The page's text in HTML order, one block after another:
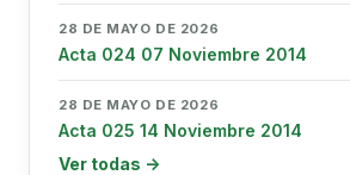
28 DE MAYO DE 2026
Acta 024 07 Noviembre 2014
28 DE MAYO DE 2026
Acta 025 14 Noviembre 2014
Ver todas →